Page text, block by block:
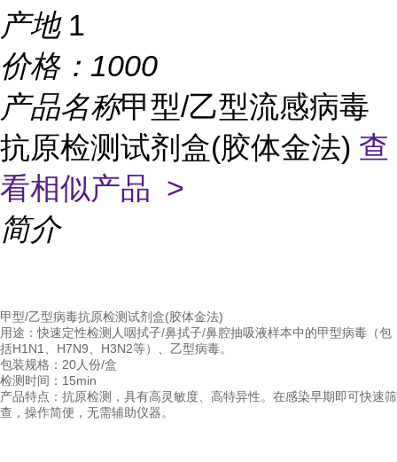
产地 1
价格： 1000
产品名称甲型/乙型流感病毒
抗原检测试剂盒(胶体金法) 查
看相似产品 >
简介
甲型/乙型病毒抗原检测试剂盒(胶体金法)
用途：快速定性检测人咽拭子/鼻拭子/鼻腔抽吸液样本中的甲型病毒（包
括H1N1、H7N9、H3N2等）、乙型病毒。
包装规格：20人份/盒
检测时间：15min
产品特点：抗原检测，具有高灵敏度、高特异性。在感染早期即可快速筛
查，操作简便，无需辅助仪器。